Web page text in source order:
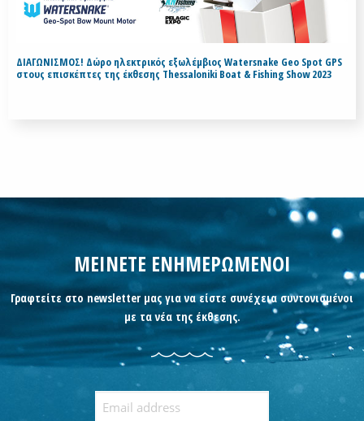
ΔΙΑΓΩΝΙΣΜΟΣ! Δώρο ηλεκτρικός εξωλέμβιος Watersnake Geo Spot GPS
στους επισκέπτες της έκθεσης Thessaloniki Boat & Fishing Show 2023
ΜΕΙΝΕΤΕ ΕΝΗΜΕΡΩΜΕΝΟΙ
Γραφτείτε στο newsletter μας για να είστε συνέχεια συντονισμένοι
με τα νέα της έκθεσης.